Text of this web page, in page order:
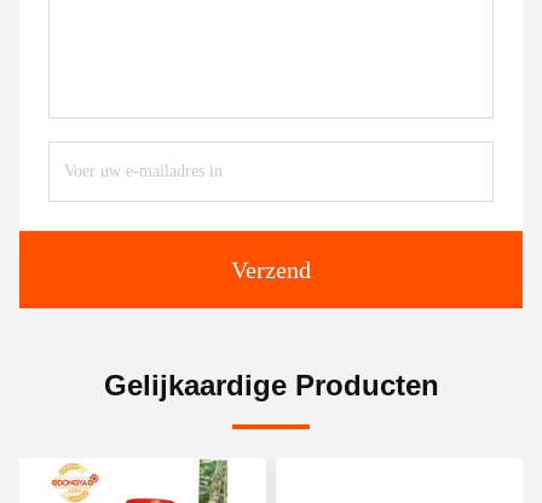
Verzend
Gelijkaardige Producten